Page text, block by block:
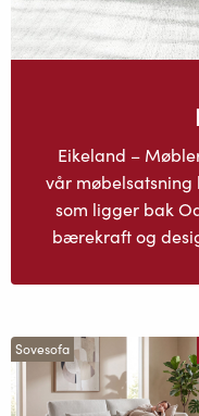
Eikeland –
vår
som ligger bak
bærekraft og
Sovesofa